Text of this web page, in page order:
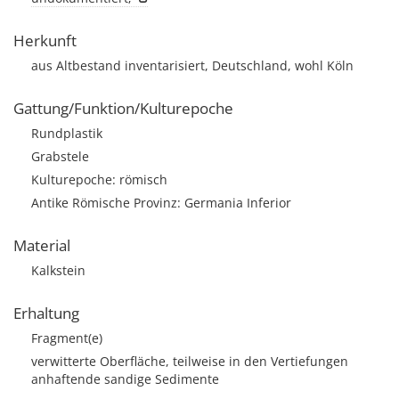
Herkunft
aus Altbestand inventarisiert, Deutschland, wohl Köln
Gattung/Funktion/Kulturepoche
Rundplastik
Grabstele
Kulturepoche: römisch
Antike Römische Provinz: Germania Inferior
Material
Kalkstein
Erhaltung
Fragment(e)
verwitterte Oberfläche, teilweise in den Vertiefungen
anhaftende sandige Sedimente